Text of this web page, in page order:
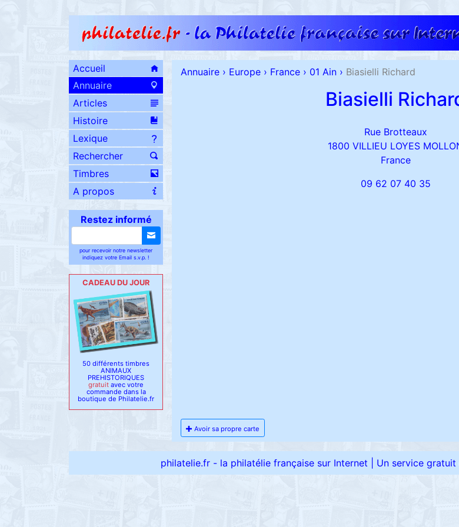
Accueil
Annuaire
Articles
Histoire
Lexique
Rechercher
Timbres
A propos
Restez informé
pour recevoir notre newsletter
indiquez votre Email s.v.p. !
CADEAU DU JOUR
50 différents timbres
ANIMAUX
PREHISTORIQUES
gratuit avec votre
commande dans la
boutique de Philatelie.fr
Annuaire › Europe › France › 01 Ain › Biasielli Richard
Biasielli
Rue Brotteaux
1800 VILLIEU LOYES
France
09 62 07 40 35
Avoir sa propre carte
philatelie.fr - la philatélie française sur Internet Un service